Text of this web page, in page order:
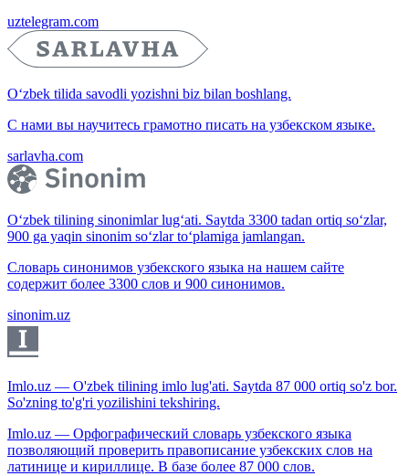
uztelegram.com
O‘zbek tilida savodli yozishni biz bilan boshlang.
С нами вы научитесь грамотно писать на узбекском языке.
sarlavha.com
O‘zbek tilining sinonimlar lug‘ati. Saytda 3300 tadan ortiq so‘zlar,
900 ga yaqin sinonim so‘zlar to‘plamiga jamlangan.
Словарь синонимов узбекского языка на нашем сайте
содержит более 3300 слов и 900 синонимов.
sinonim.uz
Imlo.uz — O'zbek tilining imlo lug'ati. Saytda 87 000 ortiq so'z bor.
So'zning to'g'ri yozilishini tekshiring.
Imlo.uz — Орфографический словарь узбекского языка
позволяющий проверить правописание узбекских слов на
латинице и кириллице. В базе более 87 000 слов.